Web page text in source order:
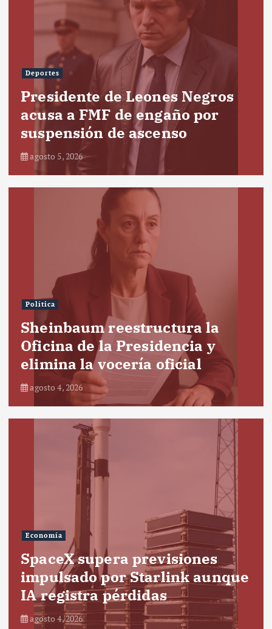
Deportes
Presidente de Leones Negros
acusa a FMF de engaño por
suspensión de ascenso
agosto 5, 2026
Política
Sheinbaum reestructura la
Oficina de la Presidencia y
elimina la vocería oficial
agosto 4, 2026
Economía
SpaceX supera previsiones
impulsado por Starlink aunque
IA registra pérdidas
agosto 4, 2026